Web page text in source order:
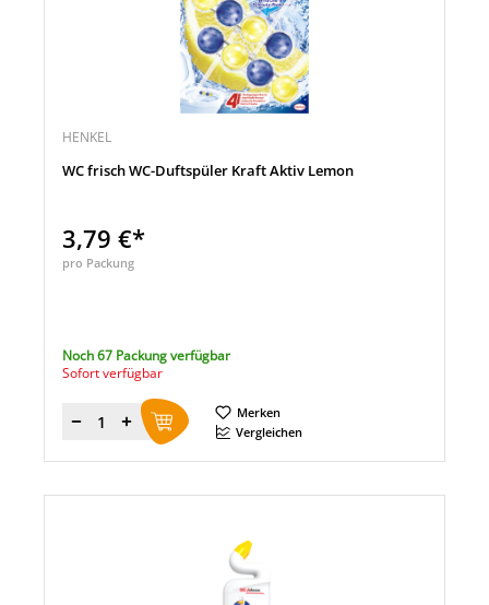
HENKEL
WC frisch WC-Duftspüler Kraft Aktiv Lemon
3,79 €*
pro Packung
Noch 67 Packung verfügbar
Sofort verfügbar
Menge
Merken
Vergleichen